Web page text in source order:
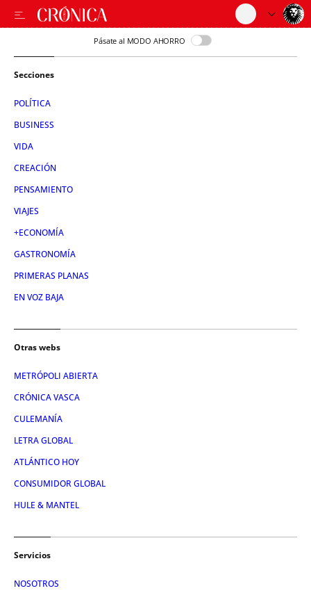
Pásate al MODO AHORRO
Secciones
POLÍTICA
BUSINESS
VIDA
CREACIÓN
PENSAMIENTO
VIAJES
+ECONOMÍA
GASTRONOMÍA
PRIMERAS PLANAS
EN VOZ BAJA
Otras webs
METRÓPOLI ABIERTA
CRÓNICA VASCA
CULEMANÍA
LETRA GLOBAL
ATLÁNTICO HOY
CONSUMIDOR GLOBAL
HULE & MANTEL
Servicios
NOSOTROS